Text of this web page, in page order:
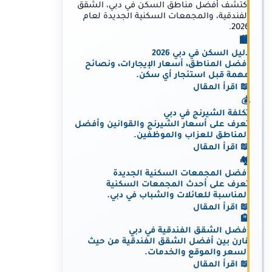
اكتشف أفضل مناطق السكن في دبي، الشقق
الفندقية، والمجمعات السكنية الجديدة لعام
2026.
🏙️
دليل السكن في دبي 2026
أفضل المناطق، أسعار الإيجارات، ونصائح
مهمة قبل استئجار أي سكن.
📖 اقرأ المقال
💰
تكلفة الشيرنج في دبي
تعرف على أسعار الشيرنج والقوانين وأفضل
المناطق للعزاب والموظفين.
📖 اقرأ المقال
🏘️
أفضل المجمعات السكنية الجديدة
تعرف على أحدث المجمعات السكنية
المناسبة للعائلات والشباب في دبي.
📖 اقرأ المقال
🏨
أفضل الشقق الفندقية في دبي
قارن بين أفضل الشقق الفندقية من حيث
السعر والموقع والخدمات.
📖 اقرأ المقال